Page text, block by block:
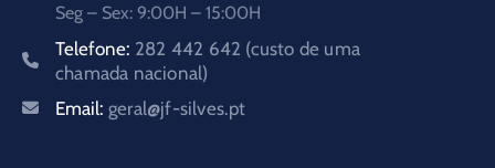
Seg – Sex: 9:00H – 15:00H
Telefone: 282 442 642 (custo de uma
chamada nacional)
Email: geral@jf-silves.pt